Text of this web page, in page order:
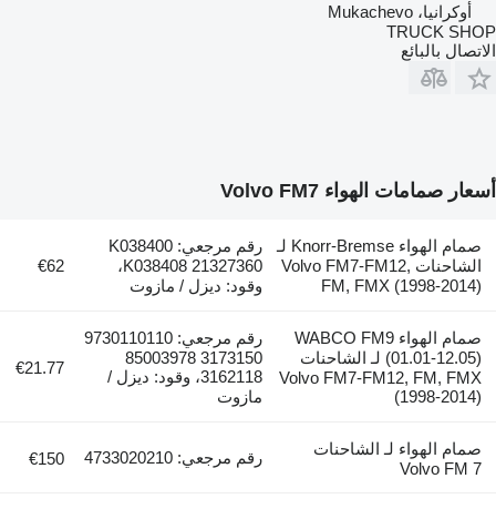
أوكرانيا، Mukachevo
TRUCK SHOP
الاتصال بالبائع
أسعار صمامات الهواء Volvo FM7
صمام الهواء Knorr-Bremse لـ
الشاحنات Volvo FM7-FM12,
FM, FMX (1998-2014)
رقم مرجعي: K038400
K038408 21327360،
وقود: ديزل / مازوت
€62
صمام الهواء WABCO FM9
(01.01-12.05) لـ الشاحنات
Volvo FM7-FM12, FM, FMX
(1998-2014)
رقم مرجعي: 9730110110
3173150 85003978
3162118، وقود: ديزل /
مازوت
€21.77
صمام الهواء لـ الشاحنات
Volvo FM 7
رقم مرجعي: 4733020210 €150